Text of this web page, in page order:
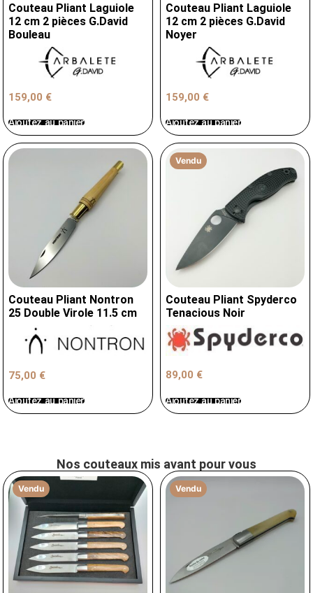
Couteau Pliant Laguiole
12 cm 2 pièces G.David
Bouleau
159,00 €
Ajoutez au panier
Couteau Pliant Laguiole
12 cm 2 pièces G.David
Noyer
159,00 €
Ajoutez au panier
Couteau Pliant Nontron
25 Double Virole 11.5 cm
75,00 €
Ajoutez au panier
Vendu
Couteau Pliant Spyderco
Tenacious Noir
89,00 €
Ajoutez au panier
Nos couteaux mis avant pour vous
Vendu Vendu